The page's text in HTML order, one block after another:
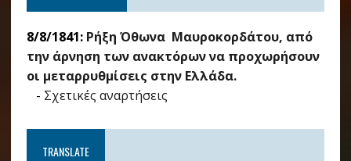
8/8/1841: Ρήξη Όθωνα  Μαυροκορδάτου, από
την άρνηση των ανακτόρων να προχωρήσουν
οι μεταρρυθμίσεις στην Ελλάδα.
- Σχετικές αναρτήσεις
TRANSLATE